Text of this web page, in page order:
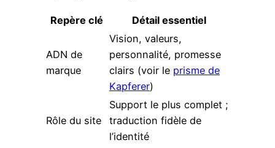
Repère clé Détail essentiel
ADN de
marque
Vision, valeurs,
personnalité, promesse
clairs (voir le prisme de
Kapferer)
Rôle du site
Support le plus complet ;
traduction fidèle de
l’identité